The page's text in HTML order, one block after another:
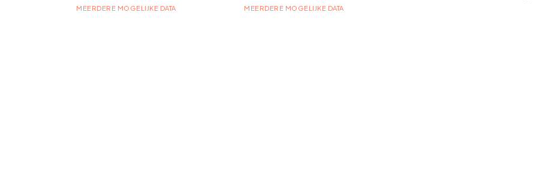
MEERDERE MOGELIJKE DATA MEERDERE MOGELIJKE DATA